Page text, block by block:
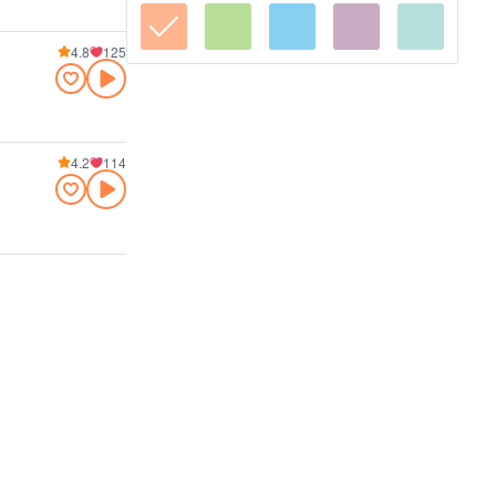
4.8 125
4.2 114